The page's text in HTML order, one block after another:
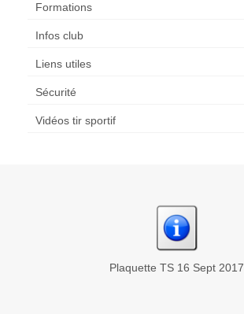
Formations
Infos club
Liens utiles
Sécurité
Vidéos tir sportif
Plaquette TS 16 Sept 2017